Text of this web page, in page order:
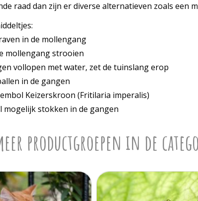
raad dan zijn er diverse alternatieven zoals een
in de mollengang
mollengang strooien
vollopen met water, zet de tuinslang erop
in de gangen
Keizerskroon (Fritilaria imperalis)
mogelijk stokken in de gangen
productgroepen in de